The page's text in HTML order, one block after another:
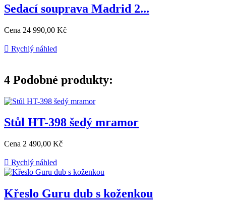
Sedací souprava Madrid 2...
Cena 24 990,00 Kč
 Rychlý náhled
4 Podobné produkty:
Stůl HT-398 šedý mramor
Cena 2 490,00 Kč
 Rychlý náhled
Křeslo Guru dub s koženkou